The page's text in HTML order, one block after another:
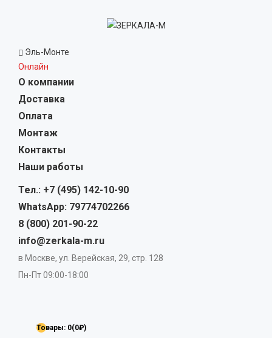
Эль-Монте
Онлайн
О компании
Доставка
Оплата
Монтаж
Контакты
Наши работы
Тел.: +7 (495) 142-10-90
WhatsApp: 79774702266
8 (800) 201-90-22
info@zerkala-m.ru
в Москве, ул. Верейская, 29, стр. 128
Пн-Пт 09:00-18:00
Товары: 0(0₽)